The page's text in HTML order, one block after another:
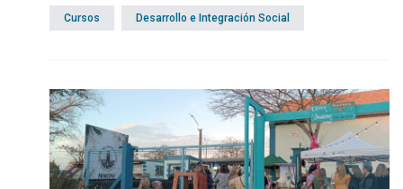
29 de noviembre en la Plaza San Fernando.
Cursos Desarrollo e Integración Social